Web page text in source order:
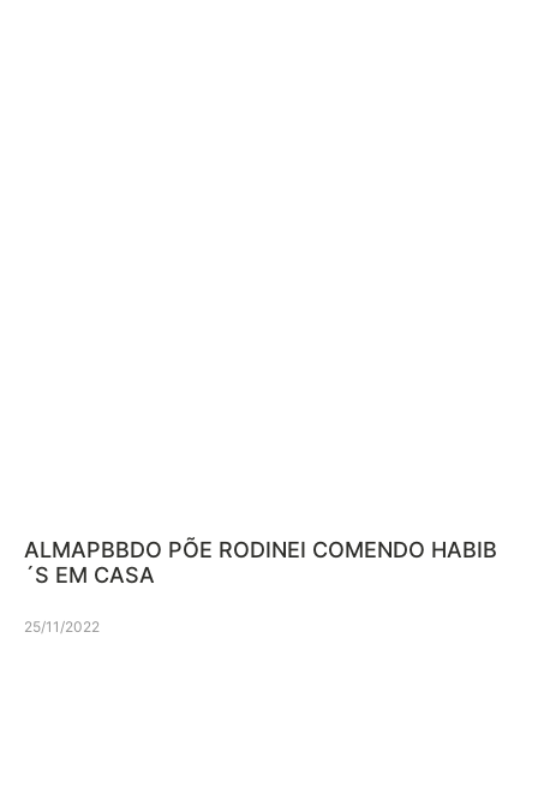
ALMAPBBDO PÕE RODINEI COMENDO HABIB
´S EM CASA
25/11/2022